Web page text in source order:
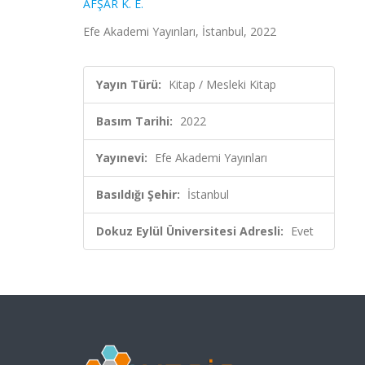
AFŞAR K. E.
Efe Akademi Yayınları, İstanbul, 2022
Yayın Türü: Kitap / Mesleki Kitap
Basım Tarihi: 2022
Yayınevi: Efe Akademi Yayınları
Basıldığı Şehir: İstanbul
Dokuz Eylül Üniversitesi Adresli: Evet